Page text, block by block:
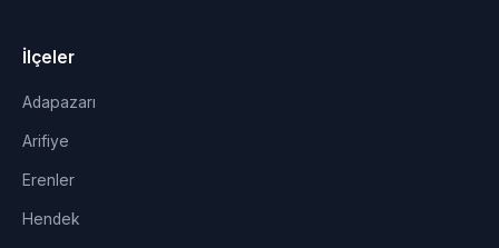
İlçeler
Adapazarı
Arifiye
Erenler
Hendek